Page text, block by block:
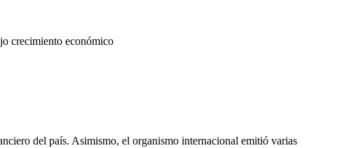
crecimiento económico
del país. Asimismo, el organismo internacional emitió varias